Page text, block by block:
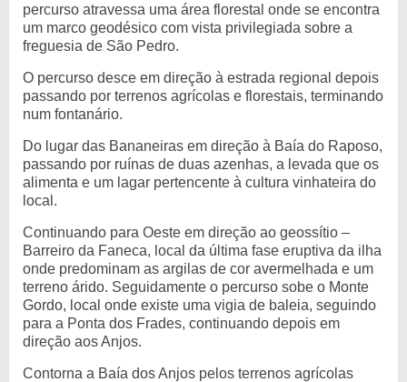
percurso atravessa uma área florestal onde se encontra
um marco geodésico com vista privilegiada sobre a
freguesia de São Pedro.
O percurso desce em direção à estrada regional depois
passando por terrenos agrícolas e florestais, terminando
num fontanário.
Do lugar das Bananeiras em direção à Baía do Raposo,
passando por ruínas de duas azenhas, a levada que os
alimenta e um lagar pertencente à cultura vinhateira do
local.
Continuando para Oeste em direção ao geossítio –
Barreiro da Faneca, local da última fase eruptiva da ilha
onde predominam as argilas de cor avermelhada e um
terreno árido. Seguidamente o percurso sobe o Monte
Gordo, local onde existe uma vigia de baleia, seguindo
para a Ponta dos Frades, continuando depois em
direção aos Anjos.
Contorna a Baía dos Anjos pelos terrenos agrícolas